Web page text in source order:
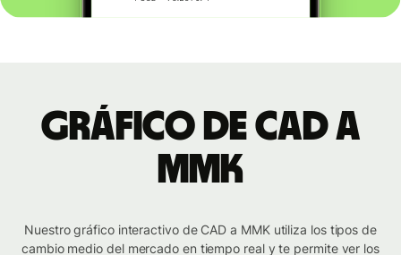
Gráfico de CAD a
MMK
Nuestro gráfico interactivo de CAD a MMK utiliza los tipos de
cambio medio del mercado en tiempo real y te permite ver los